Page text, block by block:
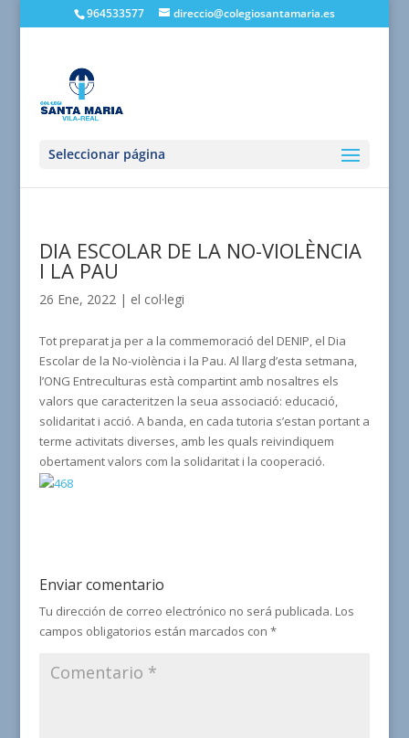
964533577 direccio@colegiosantamaria.es
Seleccionar página
DIA ESCOLAR DE LA NO-VIOLÈNCIA
I LA PAU
26 Ene, 2022| el col·legi
Tot preparat ja per a la commemoració del DENIP, el Dia
Escolar de la No-violència i la Pau. Al llarg d’esta setmana,
l’ONG Entreculturas està compartint amb nosaltres els
valors que caracteritzen la seua associació: educació,
solidaritat i acció. A banda, en cada tutoria s’estan portant a
terme activitats diverses, amb les quals reivindiquem
obertament valors com la solidaritat i la cooperació.
Enviar comentario
Tu dirección de correo electrónico no será publicada. Los
campos obligatorios están marcados con *